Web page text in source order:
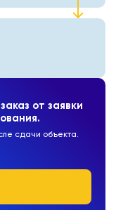
от заявки
сдачи объекта.